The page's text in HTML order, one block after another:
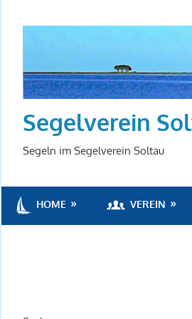
Inhalt
Segelverein
Segeln im Segelverein Soltau
HOME VEREIN